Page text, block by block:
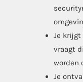
Je
vraagt
worden
Je